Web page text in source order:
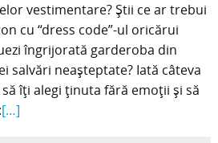
vestimentare? Ştii ce ar trebui
cu “dress code”-ul oricărui
îngrijorată garderoba din
salvări neaşteptate? Iată câteva
îţi alegi ţinuta fără emoţii şi să
[…]